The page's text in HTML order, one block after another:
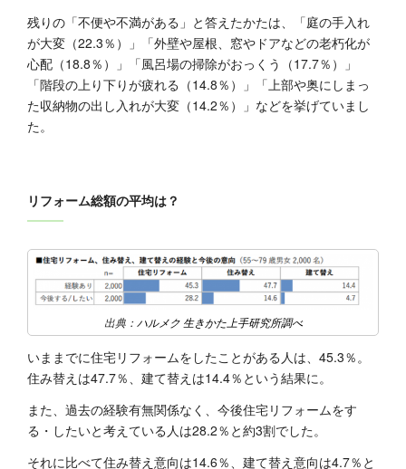
残りの「不便や不満がある」と答えたかたは、「庭の手入れ
が大変（22.3％）」「外壁や屋根、窓やドアなどの老朽化が
心配（18.8％）」「風呂場の掃除がおっくう（17.7％）」
「階段の上り下りが疲れる（14.8％）」「上部や奥にしまっ
た収納物の出し入れが大変（14.2％）」などを挙げていまし
た。
リフォーム総額の平均は？
出典： ハルメク 生きかた上手研究所調べ
いままでに住宅リフォームをしたことがある人は、45.3％。
住み替えは47.7％、建て替えは14.4％という結果に。
また、過去の経験有無関係なく、今後住宅リフォームをす
る・したいと考えている人は28.2％と約3割でした。
それに比べて住み替え意向は14.6％、建て替え意向は4.7％と